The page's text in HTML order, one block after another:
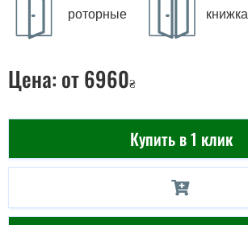
роторные книжка
Цена: от 6960₴
Купить в 1 клик